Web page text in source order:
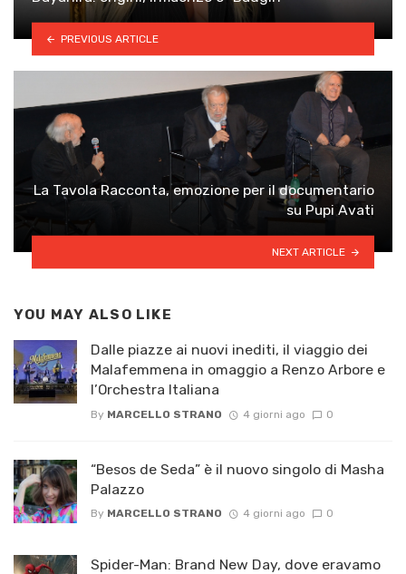
PREVIOUS ARTICLE
La Tavola Racconta, emozione per il documentario
su Pupi Avati
NEXT ARTICLE
YOU MAY ALSO LIKE
Dalle piazze ai nuovi inediti, il viaggio dei
Malafemmena in omaggio a Renzo Arbore e
l’Orchestra Italiana ​
By MARCELLO STRANO 4 giorni ago 0
“Besos de Seda” è il nuovo singolo di Masha
Palazzo
By MARCELLO STRANO 4 giorni ago 0
Spider-Man: Brand New Day, dove eravamo